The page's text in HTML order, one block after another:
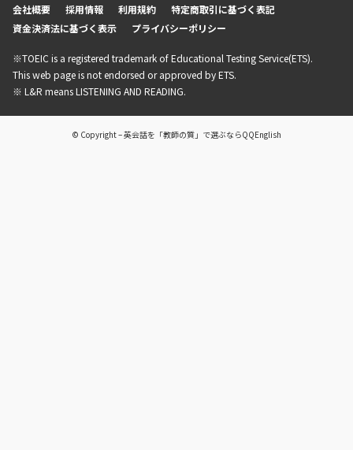
会社概要 採用情報 利用規約
特定商取引に基づく表記
資金決済法に基づく表示
プライバシーポリシー
※TOEIC is a registered trademark of Educational Testing Service(ETS).
This web page is not endorsed or approved by ETS.
※ L&R means LISTENING AND READING.
© Copyright – 英会話を「教師の質」で選ぶならQQEnglish